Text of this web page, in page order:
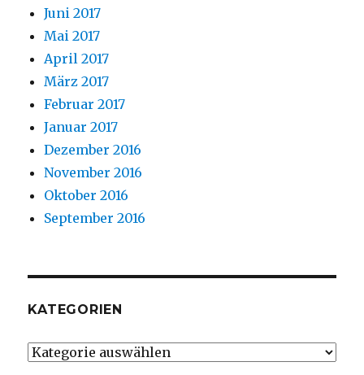
Juni 2017
Mai 2017
April 2017
März 2017
Februar 2017
Januar 2017
Dezember 2016
November 2016
Oktober 2016
September 2016
KATEGORIEN
Kategorien